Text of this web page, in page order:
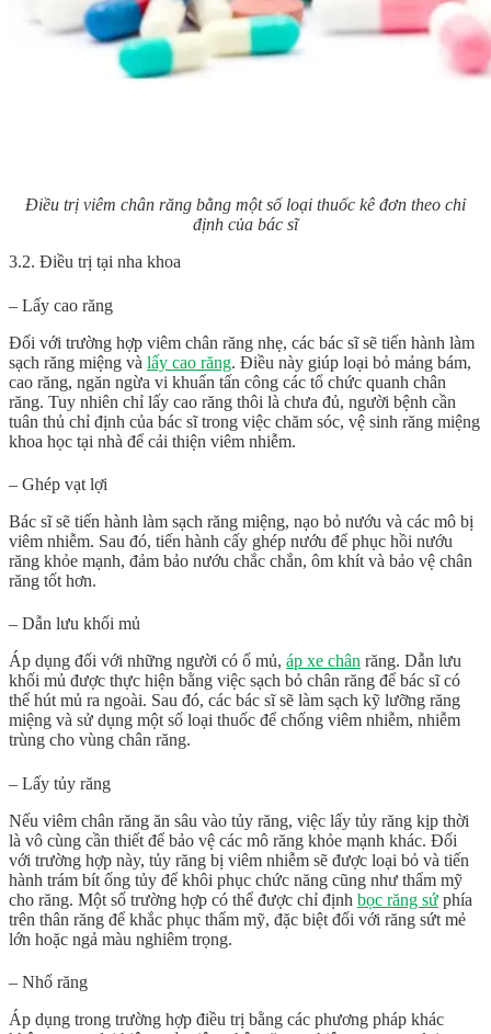
Điều trị viêm chân răng bằng một số loại thuốc kê đơn theo chỉ
định của bác sĩ
3.2. Điều trị tại nha khoa
– Lấy cao răng
Đối với trường hợp viêm chân răng nhẹ, các bác sĩ sẽ tiến hành làm
sạch răng miệng và lấy cao răng. Điều này giúp loại bỏ mảng bám,
cao răng, ngăn ngừa vi khuẩn tấn công các tổ chức quanh chân
răng. Tuy nhiên chỉ lấy cao răng thôi là chưa đủ, người bệnh cần
tuân thủ chỉ định của bác sĩ trong việc chăm sóc, vệ sinh răng miệng
khoa học tại nhà để cải thiện viêm nhiễm.
– Ghép vạt lợi
Bác sĩ sẽ tiến hành làm sạch răng miệng, nạo bỏ nướu và các mô bị
viêm nhiễm. Sau đó, tiến hành cấy ghép nướu để phục hồi nướu
răng khỏe mạnh, đảm bảo nướu chắc chắn, ôm khít và bảo vệ chân
răng tốt hơn.
– Dẫn lưu khối mủ
Áp dụng đối với những người có ổ mủ, áp xe chân răng. Dẫn lưu
khối mủ được thực hiện bằng việc sạch bỏ chân răng để bác sĩ có
thể hút mủ ra ngoài. Sau đó, các bác sĩ sẽ làm sạch kỹ lưỡng răng
miệng và sử dụng một số loại thuốc để chống viêm nhiễm, nhiễm
trùng cho vùng chân răng.
– Lấy tủy răng
Nếu viêm chân răng ăn sâu vào tủy răng, việc lấy tủy răng kịp thời
là vô cùng cần thiết để bảo vệ các mô răng khỏe mạnh khác. Đối
với trường hợp này, tủy răng bị viêm nhiễm sẽ được loại bỏ và tiến
hành trám bít ống tủy để khôi phục chức năng cũng như thẩm mỹ
cho răng. Một số trường hợp có thể được chỉ định bọc răng sứ phía
trên thân răng để khắc phục thẩm mỹ, đặc biệt đối với răng sứt mẻ
lớn hoặc ngả màu nghiêm trọng.
– Nhổ răng
Áp dụng trong trường hợp điều trị bằng các phương pháp khác